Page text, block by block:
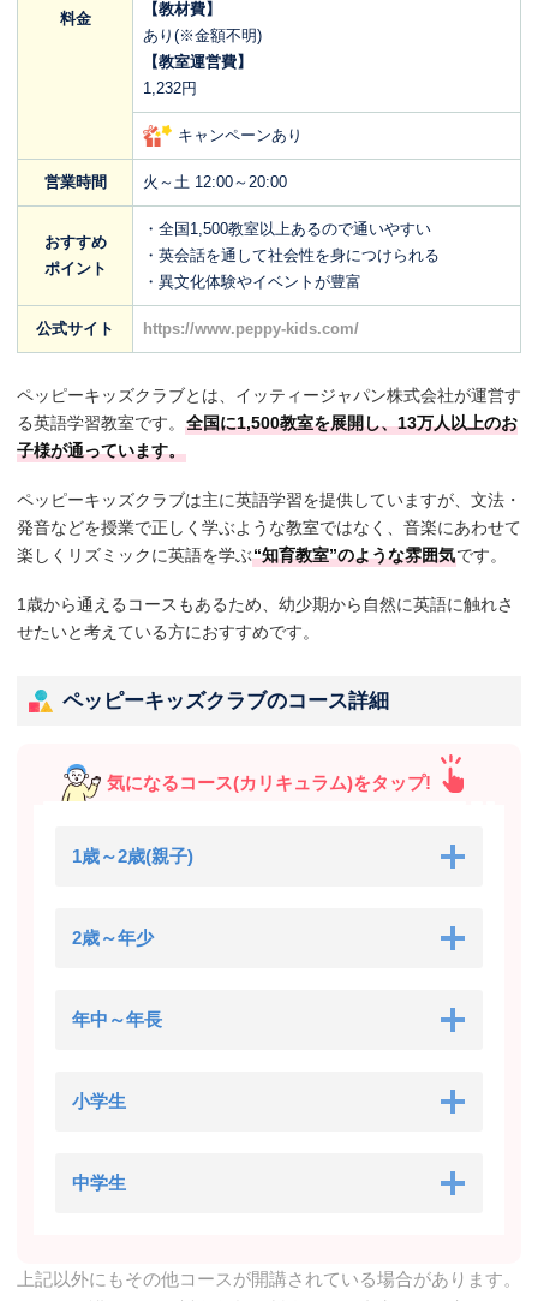
料金
【教材費】
あり(※金額不明)
【教室運営費】
1,232円
キャンペーンあり
営業時間 火～土 12:00～20:00
おすすめ
ポイント
・全国1,500教室以上あるので通いやすい
・英会話を通して社会性を身につけられる
・異文化体験やイベントが豊富
公式サイト https://www.peppy-kids.com/
ペッピーキッズクラブとは、イッティージャパン株式会社が運営す
る英語学習教室です。 全国に1,500教室を展開し、13万人以上のお
子様が通っています。
ペッピーキッズクラブは主に英語学習を提供していますが、文法・
発音などを授業で正しく学ぶような教室ではなく、音楽にあわせて
楽しくリズミックに英語を学ぶ“知育教室”のような雰囲気です。
1歳から通えるコースもあるため、幼少期から自然に英語に触れさ
せたいと考えている方におすすめです。
ペッピーキッズクラブのコース詳細
気になるコース(カリキュラム)をタップ!
1歳～2歳(親子)
2歳～年少
年中～年長
小学生
中学生
上記以外にもその他コースが開講されている場合があります。